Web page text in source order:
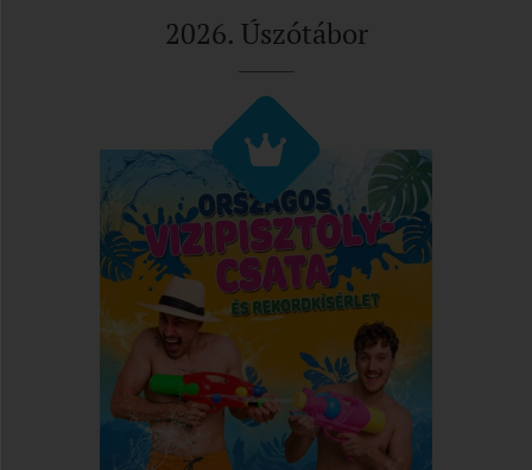
2026. Úszótábor